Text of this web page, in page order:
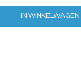
IN WINKELWAGEN